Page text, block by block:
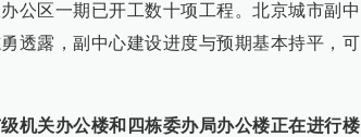
公区一期已开工数十项工程。北京城市副中
透露，副中心建设进度与预期基本持平，可
机关办公楼和四栋委办局办公楼正在进行楼